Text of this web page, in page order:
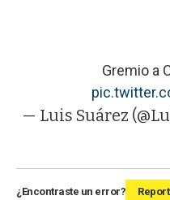
Gremio a
— Luis Suárez
¿Encontraste un error?